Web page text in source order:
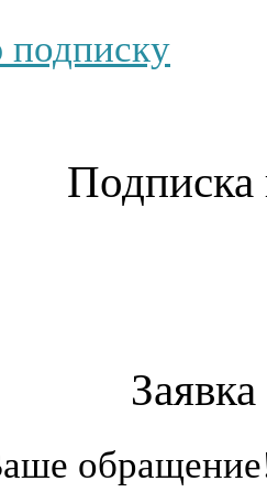
Подписка